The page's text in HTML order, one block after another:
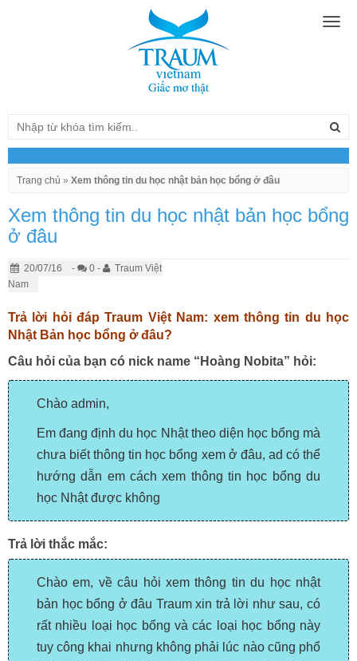
Trang chủ » Xem thông tin du học nhật bản học bổng ở đâu
Xem thông tin du học nhật bản học bổng
ở đâu
20/07/16 - 0 -
Traum Việt
Nam
Trả lời hỏi đáp Traum Việt Nam: xem thông tin du học
Nhật Bản học bổng ở đâu?
Câu hỏi của bạn có nick name “Hoàng Nobita” hỏi:
Chào admin,
Em đang định du học Nhật theo diện học bổng mà
chưa biết thông tin học bổng xem ở đâu, ad có thể
hướng dẫn em cách xem thông tin học bổng du
học Nhậtđược không
Trả lời thắc mắc:
Chào em, về câu hỏi xem thông tin du học nhật
bản học bổng ở đâu Traum xin trả lời như sau, có
rất nhiều loại học bổng và các loại học bổng này
tuy công khai nhưng không phải lúc nào cũng phổ